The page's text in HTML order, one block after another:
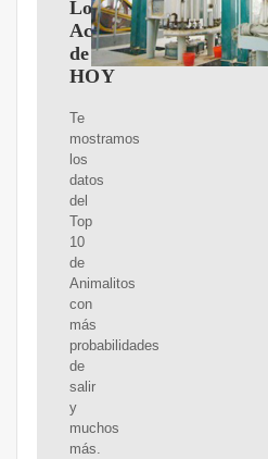
Lotto
Activo
de
HOY
Te
mostramos
los
datos
del
Top
10
de
Animalitos
con
más
probabilidades
de
salir
y
muchos
más.